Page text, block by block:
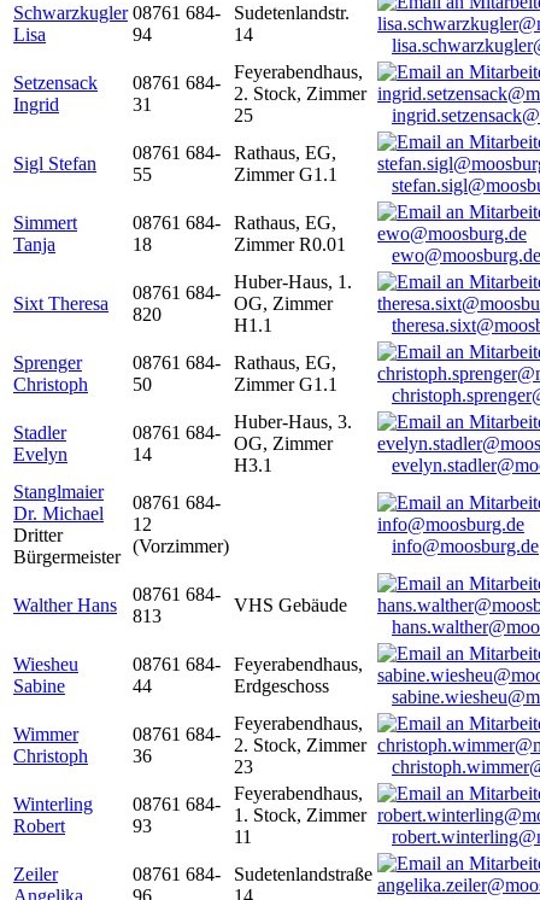
Schwarzkugler
Lisa
08761 684-
94
Sudetenlandstr.
14
Setzensack
Ingrid
08761 684-
31
Feyerabendhaus,
2. Stock, Zimmer
25
Sigl Stefan
08761 684-
55
Rathaus, EG,
Zimmer G1.1
Simmert
Tanja
08761 684-
18
Rathaus, EG,
Zimmer R0.01
ewo@moosburg.de
Sixt Theresa
08761 684-
820
Huber-Haus, 1.
OG, Zimmer
H1.1
Sprenger
Christoph
08761 684-
50
Rathaus, EG,
Zimmer G1.1
Stadler
Evelyn
08761 684-
14
Huber-Haus, 3.
OG, Zimmer
H3.1
Stanglmaier
Dr. Michael
Dritter
Bürgermeister
08761 684-
12
(Vorzimmer)
info@moosburg.de
Walther Hans
08761 684-
813
VHS Gebäude
Wiesheu
Sabine
08761 684-
44
Feyerabendhaus,
Erdgeschoss
Wimmer
Christoph
08761 684-
36
Feyerabendhaus,
2. Stock, Zimmer
23
Winterling
Robert
08761 684-
93
Feyerabendhaus,
1. Stock, Zimmer
11
Zeiler
Angelika
08761 684-
96
Sudetenlandstraße
14